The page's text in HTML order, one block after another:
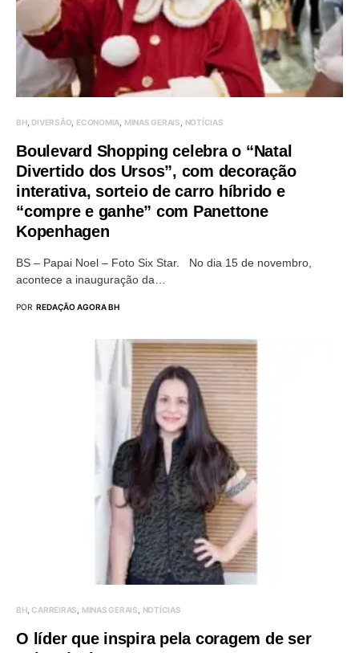
BH DIVERSÃO ECONOMIA MINAS GERAIS NOTÍCIAS
Boulevard Shopping celebra o “Natal
Divertido dos Ursos”, com decoração
interativa, sorteio de carro híbrido e
“compre e ganhe” com Panettone
Kopenhagen
BS – Papai Noel – Foto Six Star. No dia 15 de novembro,
acontece a inauguração da…
POR REDAÇÃO AGORA BH
BH CARREIRAS MINAS GERAIS NOTÍCIAS
O líder que inspira pela coragem de ser